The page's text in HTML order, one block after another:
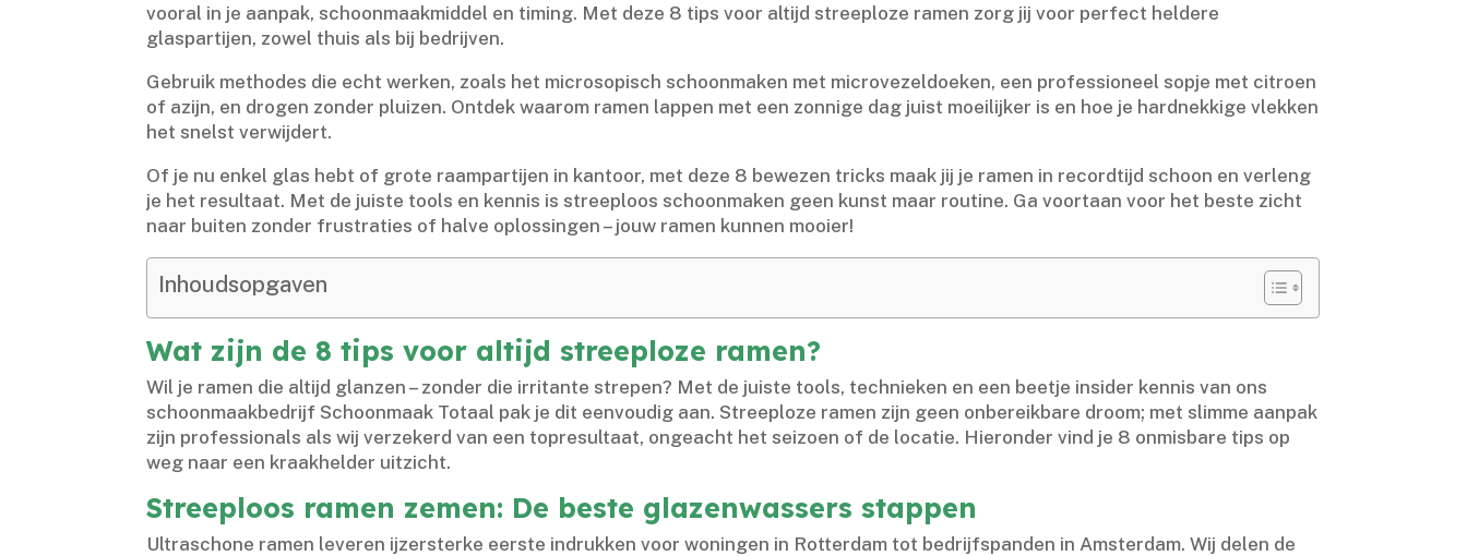
vooral in je aanpak, schoonmaakmiddel en timing.​ Met deze 8 tips voor altijd streeploze ramen zorg jij voor perfect heldere
glaspartijen, zowel thuis als bij bedrijven.​
Gebruik methodes die echt werken, zoals het microsopisch schoonmaken met microvezeldoeken, een professioneel sopje met citroen
of azijn, en drogen zonder pluizen.​ Ontdek waarom ramen lappen met een zonnige dag juist moeilijker is en hoe je hardnekkige vlekken
het snelst verwijdert.​
Of je nu enkel glas hebt of grote raampartijen in kantoor, met deze 8 bewezen tricks maak jij je ramen in recordtijd schoon en verleng
je het resultaat.​ Met de juiste tools en kennis is streeploos schoonmaken geen kunst maar routine.​ Ga voortaan voor het beste zicht
naar buiten zonder frustraties of halve oplossingen – jouw ramen kunnen mooier!
Inhoudsopgaven
Wat zijn de 8 tips voor altijd streeploze ramen?
Wil je ramen die altijd glanzen – zonder die irritante strepen? Met de juiste tools, technieken en een beetje insider kennis van ons
schoonmaakbedrijf Schoonmaak Totaal pak je dit eenvoudig aan.​ Streeploze ramen zijn geen onbereikbare droom; met slimme aanpak
zijn professionals als wij verzekerd van een topresultaat, ongeacht het seizoen of de locatie.​ Hieronder vind je 8 onmisbare tips op
weg naar een kraakhelder uitzicht.​
Streeploos ramen zemen: De beste glazenwassers stappen
Ultraschone ramen leveren ijzersterke eerste indrukken voor woningen in Rotterdam tot bedrijfspanden in Amsterdam.​ Wij delen de